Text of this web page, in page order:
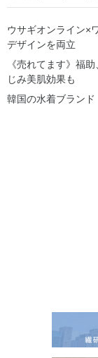
ウサギオンライン
デザインを両立
《売れてます》福
じみ美肌効果も
韓国の水着ブラン